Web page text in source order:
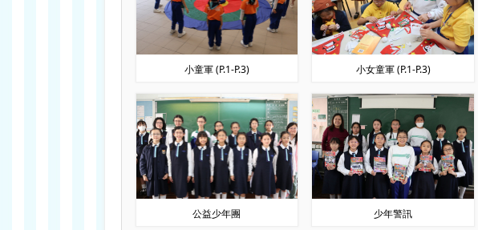
小童軍 (P.1-P.3) 小女童軍 (P.1-P.3)
公益少年團 少年警訊